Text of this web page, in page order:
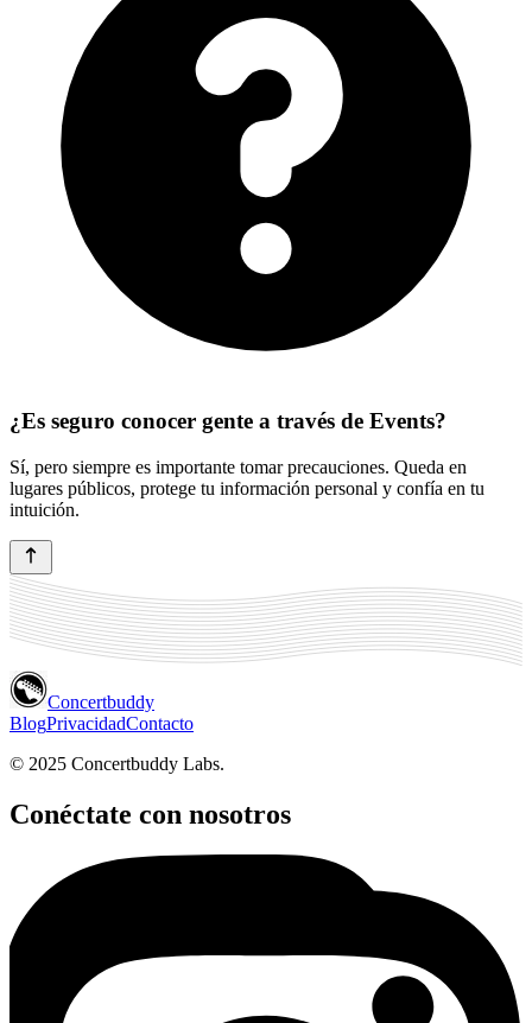
¿Es seguro conocer gente a través de Events?
Sí, pero siempre es importante tomar precauciones. Queda en
lugares públicos, protege tu información personal y confía en tu
intuición.
Concertbuddy
BlogPrivacidadContacto
© 2025 Concertbuddy Labs.
Conéctate con nosotros